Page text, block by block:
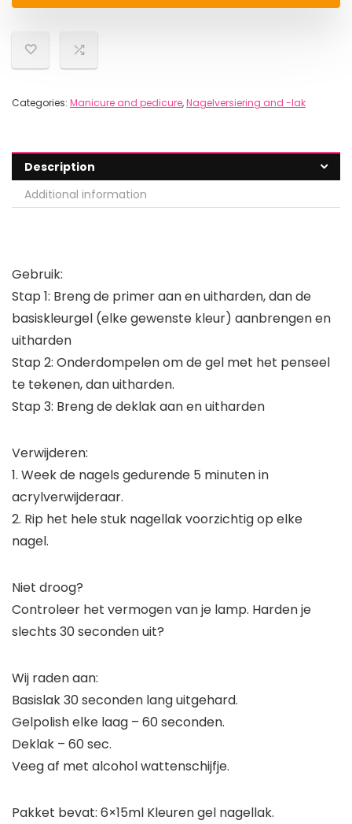
Categories: Manicure and pedicure,Nagelversiering and -lak
Description
Additional information
Gebruik:
Stap 1: Breng de primer aan en uitharden, dan de
basiskleurgel (elke gewenste kleur) aanbrengen en
uitharden
Stap 2: Onderdompelen om de gel met het penseel
te tekenen, dan uitharden.
Stap 3: Breng de deklak aan en uitharden
Verwijderen:
1. Week de nagels gedurende 5 minuten in
acrylverwijderaar.
2. Rip het hele stuk nagellak voorzichtig op elke
nagel.
Niet droog?
Controleer het vermogen van je lamp. Harden je
slechts 30 seconden uit?
Wij raden aan:
Basislak 30 seconden lang uitgehard.
Gelpolish elke laag – 60 seconden.
Deklak – 60 sec.
Veeg af met alcohol wattenschijfje.
Pakket bevat: 6×15ml Kleuren gel nagellak.